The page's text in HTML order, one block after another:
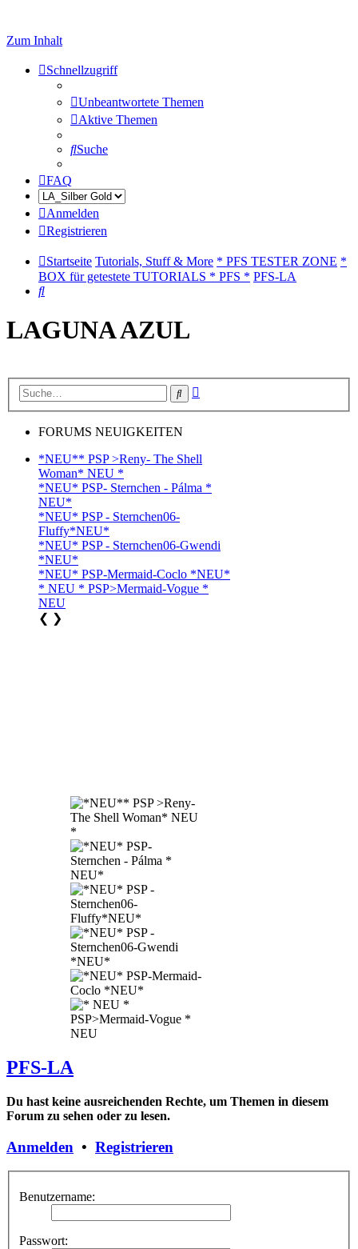
Zum Inhalt
Schnellzugriff
Unbeantwortete Themen
Aktive Themen
Suche
FAQ
Anmelden
Registrieren
Startseite Tutorials, Stuff & More * PFS TESTER ZONE *
BOX für getestete TUTORIALS * PFS * PFS-LA
Suche
LAGUNA AZUL
Suche
FORUMS NEUIGKEITEN
*NEU** PSP >Reny- The Shell
Woman* NEU *
*NEU* PSP- Sternchen - Pálma *
NEU*
*NEU* PSP - Sternchen06-
Fluffy*NEU*
*NEU* PSP - Sternchen06-Gwendi
*NEU*
*NEU* PSP-Mermaid-Coclo *NEU*
* NEU * PSP>Mermaid-Vogue *
NEU
❮ ❯
PFS-LA
Du hast keine ausreichenden Rechte, um Themen in diesem
Forum zu sehen oder zu lesen.
Anmelden • Registrieren
Benutzername:
Passwort: